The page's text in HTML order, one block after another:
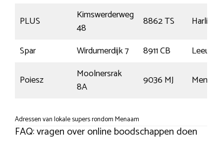
PLUS
Kimswerderweg
48
8862 TS
Spar
Wirdumerdijk 7 8911 CB
Poiesz
Moolnersrak
8A
9036 MJ Menaam
Adressen van lokale supers rondom Menaam
FAQ: vragen over online boodschappen doen